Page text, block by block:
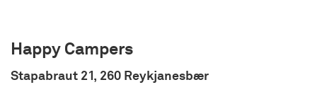
Happy Campers
Stapabraut 21, 260 Reykjanesbær